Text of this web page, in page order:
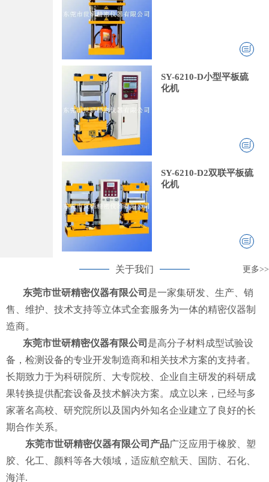
SY-6210-D小型平板硫
化机
SY-6210-D2双联平板硫
化机
关于我们 更多>>
东莞市世研精密仪器有限公司 是一家集研发、生产、销
售、维护、技术支持等立体式全套服务为一体的精密仪器制
造商。
东莞市世研精密仪器有限公司 是高分子材料成型试验设
备，检测设备的专业开发制造商和相关技术方案的支持者。
长期致力于为科研院所、大专院校、企业自主研发的科研成
果转换提供配套设备及技术解决方案。成立以来，已经与多
家著名高校、研究院所以及国内外知名企业建立了良好的长
期合作关系。
东莞市世研精密仪器有限公司产品广泛应用于橡胶、塑
胶、化工、颜料等各大领域，适应航空航天、国防、石化、
海洋.